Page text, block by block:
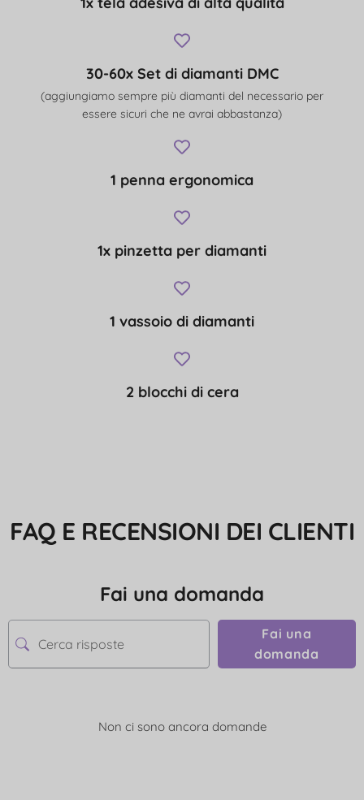
30-60x Set di diamanti DMC
(aggiungiamo sempre più diamanti del necessario per
essere sicuri che ne avrai abbastanza)
1 penna ergonomica
1x pinzetta per diamanti
1 vassoio di diamanti
2 blocchi di cera
FAQ E RECENSIONI DEI CLIENTI
Fai una domanda
Fai una
domanda
Non ci sono ancora domande